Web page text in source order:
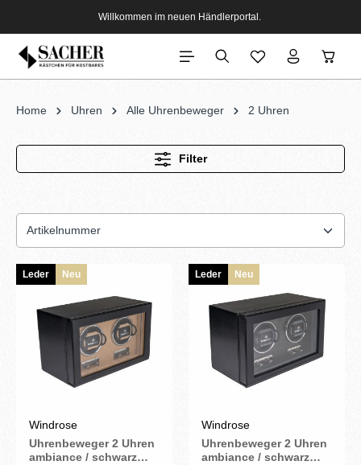
Willkommen im neuen Händlerportal.
Home Uhren Alle Uhrenbeweger 2 Uhren
Filter
Leder Neu
Windrose
Uhrenbeweger 2 Uhren
ambiance / schwarz
Leder Neu
Windrose
Uhrenbeweger 2 Uhren
ambiance / schwarz